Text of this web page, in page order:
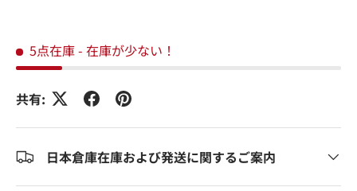
5点在庫- 在庫が少ない！
共有:
日本倉庫在庫および発送に関するご案内